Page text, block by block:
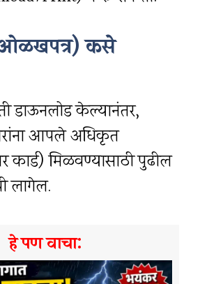
कसे
डाऊनलोड केल्यानंतर,
आपले अधिकृत
मिळवण्यासाठी पुढील
लागेल.
हे पण वाचा: